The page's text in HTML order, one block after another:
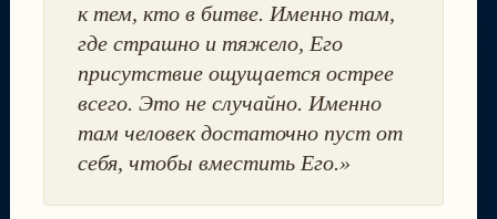
к тем, кто в битве. Именно там,
где страшно и тяжело, Его
присутствие ощущается острее
всего. Это не случайно. Именно
там человек достаточно пуст от
себя, чтобы вместить Его.»